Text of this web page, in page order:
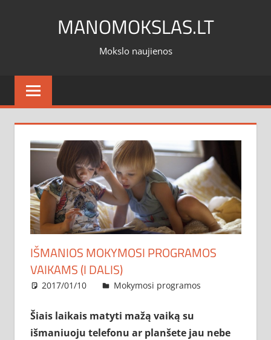
MANOMOKSLAS.LT
Mokslo naujienos
IŠMANIOS MOKYMOSI PROGRAMOS
VAIKAMS (I DALIS)
2017/01/10 administratorius
Mokymosi programos
Šiais laikais matyti mažą vaiką su
išmaniuoju telefonu ar planšete jau nebe